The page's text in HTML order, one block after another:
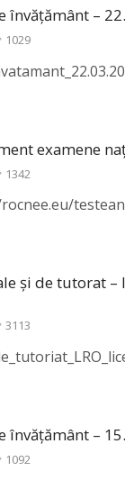
învățământ –
1029
examene
1342
și de tutorat
3113
învățământ –
1092